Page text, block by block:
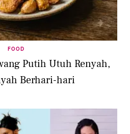
FOOD
Putih Utuh Renyah,
Berhari-hari